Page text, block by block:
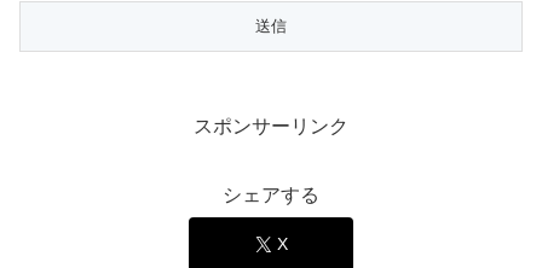
スポンサーリンク
シェアする
X